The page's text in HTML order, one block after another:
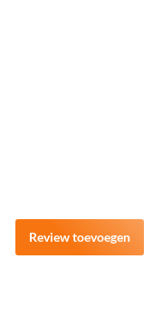
Review toevoegen